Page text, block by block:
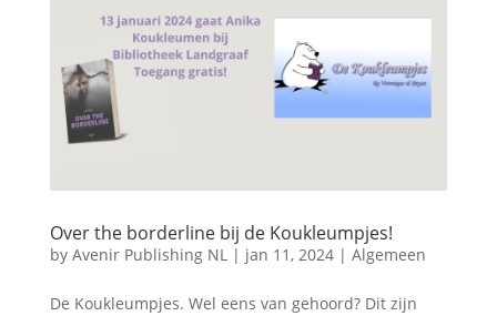
Over the borderline bij de Koukleumpjes!
by Avenir Publishing NL| jan 11, 2024| Algemeen
De Koukleumpjes. Wel eens van gehoord? Dit zijn